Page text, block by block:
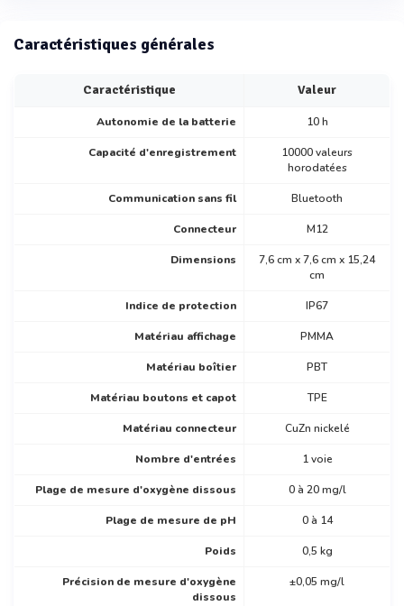
Caractéristiques générales
Caractéristique Valeur
Autonomie de la batterie 10 h
Capacité d'enregistrement
10000 valeurs
horodatées
Communication sans fil Bluetooth
Connecteur M12
Dimensions
7,6 cm x 7,6 cm x 15,24
cm
Indice de protection IP67
Matériau affichage PMMA
Matériau boîtier PBT
Matériau boutons et capot TPE
Matériau connecteur CuZn nickelé
Nombre d'entrées 1 voie
Plage de mesure d'oxygène dissous 0 à 20 mg/l
Plage de mesure de pH 0 à 14
Poids 0,5 kg
Précision de mesure d'oxygène
dissous
±0,05 mg/l